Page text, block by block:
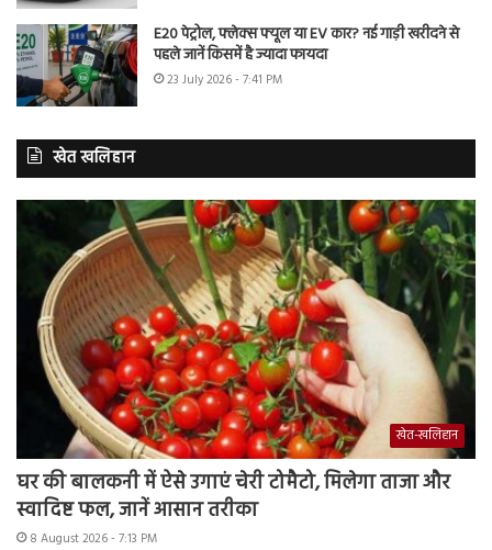
E20 पेट्रोल, फ्लेक्स फ्यूल या EV कार? नई गाड़ी खरीदने से
पहले जानें किसमें है ज्यादा फायदा
23 July 2026 - 7:41 PM
खेत खलिहान
खेत-खलिहान
घर की बालकनी में ऐसे उगाएं चेरी टोमैटो, मिलेगा ताजा और
स्वादिष्ट फल, जानें आसान तरीका
8 August 2026 - 7:13 PM